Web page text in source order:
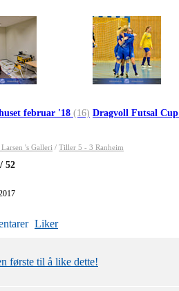
februar '18 (16) Dragvoll Futsal Cup
's Galleri / Tiller 5 - 3 Ranheim
/ 52
Liker
første til å like dette!